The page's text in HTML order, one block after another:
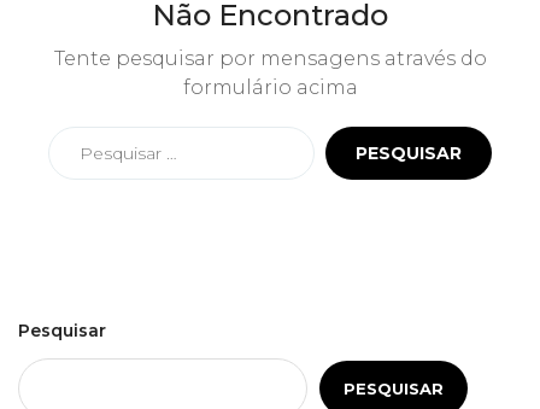
Não Encontrado
Tente pesquisar por mensagens através do
formulário acima
Pesquisar
PESQUISAR